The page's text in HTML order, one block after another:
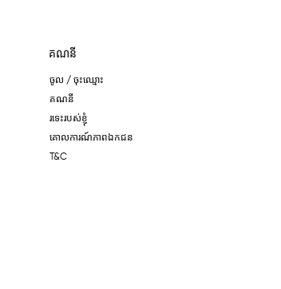
គណនី
ចូល / ចុះឈ្មោះ
គណនី
រទេះរបស់ខ្ញុំ
គោលការណ៍​ភាព​ឯកជន
T&C